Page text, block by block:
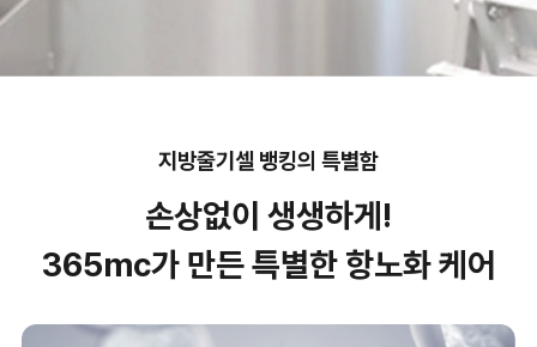
지방줄기셀 뱅킹의 특별함
손상없이 생생하게!
365mc가 만든 특별한 항노화 케어